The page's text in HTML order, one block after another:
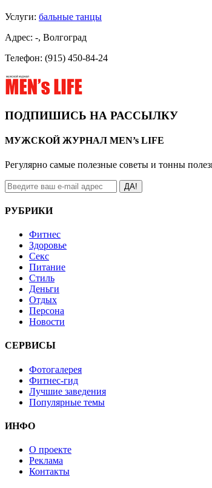
Услуги: бальные танцы
Адрес: -, Волгоград
Телефон: (915) 450-84-24
ПОДПИШИСЬ НА РАССЫЛКУ
МУЖСКОЙ ЖУРНАЛ MEN’s LIFE
Регулярно самые полезные советы и тонны
ДА!
РУБРИКИ
Фитнес
Здоровье
Секс
Питание
Стиль
Деньги
Отдых
Персона
Новости
СЕРВИСЫ
Фотогалерея
Фитнес-гид
Лучшие заведения
Популярные темы
ИНФО
О проекте
Реклама
Контакты